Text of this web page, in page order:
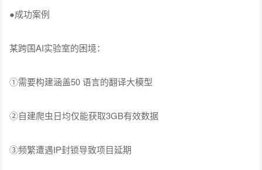
●成功案例
某跨国AI实验室的困境：
①需要构建涵盖50 语言的翻译大模型
②自建爬虫日均仅能获取3GB有效数据
③频繁遭遇IP封锁导致项目延期